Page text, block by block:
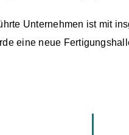
Unternehmen ist mit
eine neue